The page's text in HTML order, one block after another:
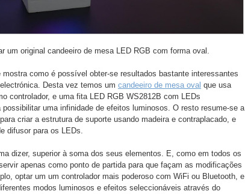
um original candeeiro de mesa LED RGB com forma oval.
como é possível obter-se resultados bastante interessantes
Desta vez temos um candeeiro de mesa oval que usa
controlador, e uma fita LED RGB WS2812B com LEDs
uma infinidade de efeitos luminosos. O resto resume-se a
criar a estrutura de suporte usando madeira e contraplacado, e
difusor para os LEDs.
dizer, superior à soma dos seus elementos. E, como em todos os
apenas como ponto de partida para que façam as modificações
optar um um controlador mais poderoso com WiFi ou Bluetooth, e
modos luminosos e efeitos seleccionáveis através do